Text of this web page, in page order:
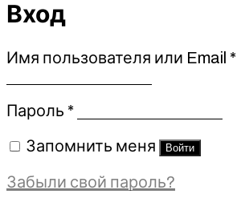
Вход
Имя пользователя или Email *
Пароль *Обязательно
Запомнить меня Войти
Забыли свой пароль?